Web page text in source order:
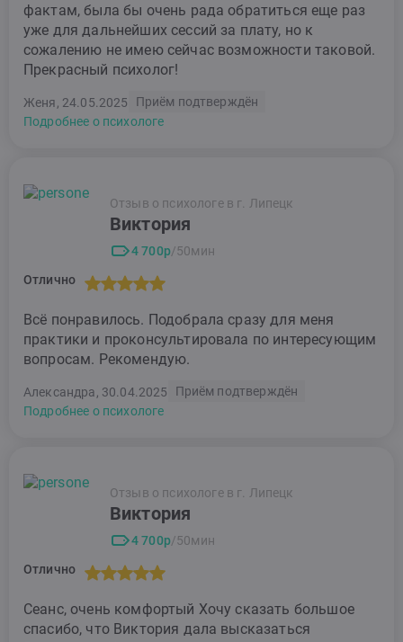
фактам, была бы очень рада обратиться еще раз
уже для дальнейших сессий за плату, но к
сожалению не имею сейчас возможности таковой.
Прекрасный психолог!
Женя, 24.05.2025
Приём подтверждён
Подробнее о психологе
Отзыв о психологе в г. Липецк
Виктория
4 700р/50мин
Отлично
Всё понравилось. Подобрала сразу для меня
практики и проконсультировала по интересующим
вопросам. Рекомендую.
Александра, 30.04.2025
Приём подтверждён
Подробнее о психологе
Отзыв о психологе в г. Липецк
Виктория
4 700р/50мин
Отлично
Сеанс, очень комфортый Хочу сказать большое
спасибо, что Виктория дала высказаться